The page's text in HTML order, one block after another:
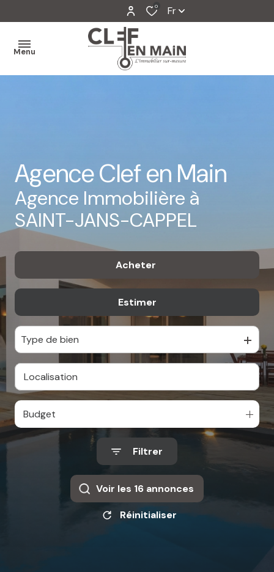
0 Fr
Menu
VENTES
MES
VENDUS
ESTIMATION
MAIL
Agence Clef en Main
Agence Immobilière à
SAINT-JANS-CAPPEL
Acheter
Estimer
Type de bien
Budget
Filtrer
Voir les 16 annonces
Réinitialiser